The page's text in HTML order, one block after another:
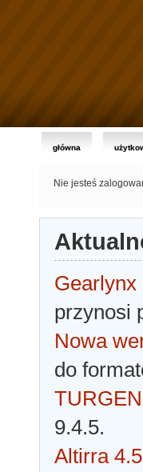
główna
Nie jesteś
Gearlynx
przynosi
Nowa
do
9.4.5.
Altirra